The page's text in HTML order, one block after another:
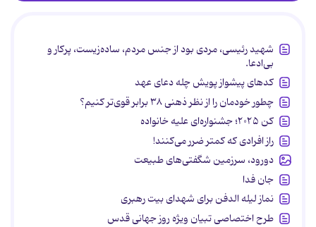
شهید رئیسی، مردی بود از جنس مردم، ساده‌زیست، پرکار و
بی‌ادعا.
کدهای پیشواز پویش چله دعای عهد
چطور خودمان را از نظر ذهنی ۳۸ برابر قوی‌تر کنیم؟
کن ۲۰۲۵؛ جشنواره‌ای علیه خانواده
راز افرادی که کمتر ضرر می‌کنند!
دورود، سرزمین شگفتی‌های طبیعت
جان فدا
نماز لیله الدفن برای شهدای بیت رهبری
طرح اختصاصی تبیان ویژه روز جهانی قدس